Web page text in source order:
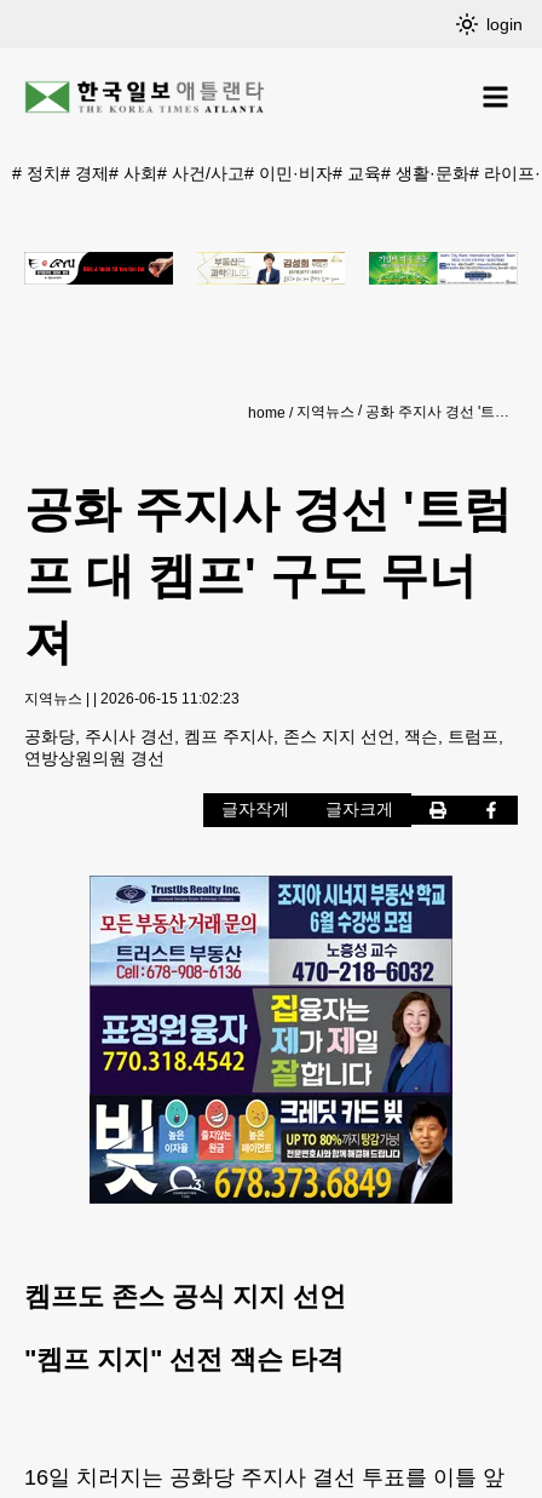
login
# 정치# 경제# 사회# 사건/사고# 이민·비자# 교육# 생활·문화# 라이프
home 지역뉴스 공화 주지사 경선 '트럼프 대 켐프' 구도 무너져
공화 주지사 경선 '트럼
프 대 켐프' 구도 무너
져
지역뉴스 | | 2026-06-15 11:02:23
공화당, 주시사 경선, 켐프 주지사, 존스 지지 선언, 잭슨, 트럼프,
연방상원의원 경선
글자작게 글자크게
켐프도 존스 공식 지지 선언
"켐프 지지" 선전 잭슨 타격
16일 치러지는 공화당 주지사 결선 투표를 이틀 앞